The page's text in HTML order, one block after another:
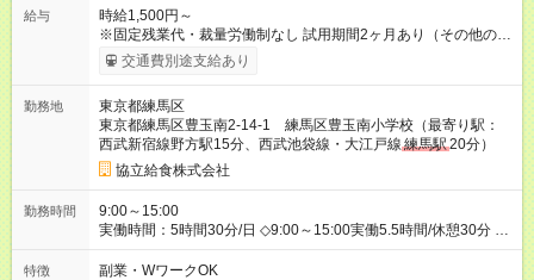
給与
時給1,500円～
※固定残業代・裁量労働制なし 試用期間2ヶ月あり（その他の雇
用条件に変更なし） 賞与あり（年2回） 交通費支援（社内規定
による） 【試用期間】試用期間あり 試用期間の長さ：2ヶ月 雇
交通費別途支給あり
勤務地
東京都練馬区
東京都練馬区豊玉南2-14-1 練馬区豊玉南小学校（最寄り駅：
西武新宿線野方駅15分、西武池袋線・大江戸線 練馬駅20分）
協立給食株式会社
勤務時間
9:00～15:00
実働時間：5時間30分/日 ◇9:00～15:00実働5.5時間/休憩30分 ◇
週5日～ ◇休日：土曜、日曜、祝日、春・夏・冬休み、他学校に
準ずる ◇残業：基本なし
特徴 副業・WワークOK